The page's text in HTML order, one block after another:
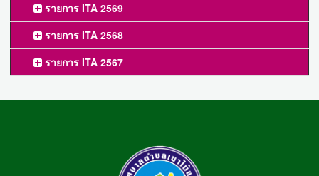
รายการ ITA 2569
รายการ ITA 2568
รายการ ITA 2567